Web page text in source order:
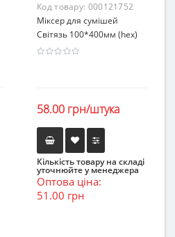
Код товару: 000121752
Міксер для сумішей
Світязь 100*400мм (hex)
58.00 грн/штука
Кількість товару на складі
уточнюйте у менеджера
Оптова ціна:
51.00 грн